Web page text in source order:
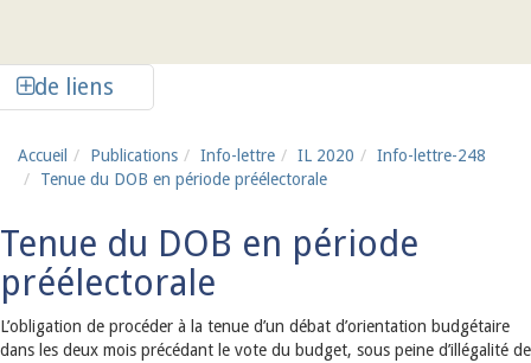
de liens
Accueil Publications Info-lettre IL 2020
Info-lettre-248
Tenue du DOB en période préélectorale
Tenue du DOB en période
préélectorale
L’obligation de procéder à la tenue d’un débat d’orientation budgétaire
dans les deux mois précédant le vote du budget, sous peine d’illégalité de